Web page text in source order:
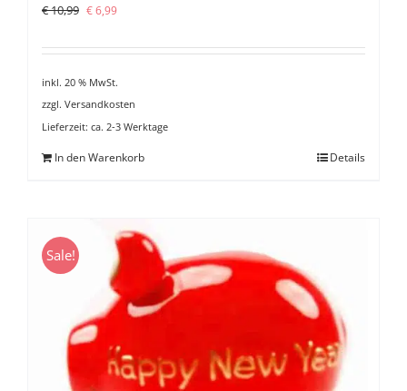
€10,99 Ursprünglicher
war:
€6,99Aktueller
ist:
inkl. 20 % MwSt.
zzgl. Versandkosten
Lieferzeit: ca. 2-3 Werktage
In den Warenkorb Details
Sale!